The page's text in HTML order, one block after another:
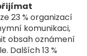
23 % organizací
komunikaci,
obsah oznámení
Dalších 13 %